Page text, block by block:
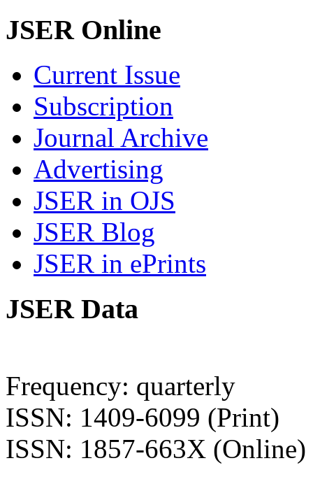
JSER Online
Current Issue
Subscription
Journal Archive
Advertising
JSER in OJS
JSER Blog
JSER in ePrints
JSER Data
Frequency: quarterly
ISSN: 1409-6099 (Print)
ISSN: 1857-663X (Online)